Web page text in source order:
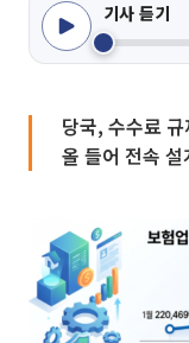
기사 듣기
당국, 수수료
올 들어 전속